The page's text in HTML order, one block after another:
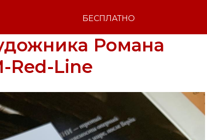
БЕСПЛАТНО
Романа
Red-Line